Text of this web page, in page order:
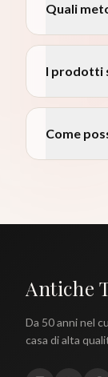
Quali
I prodotti
Come
Antiche
Da 50 anni nel
casa di alta